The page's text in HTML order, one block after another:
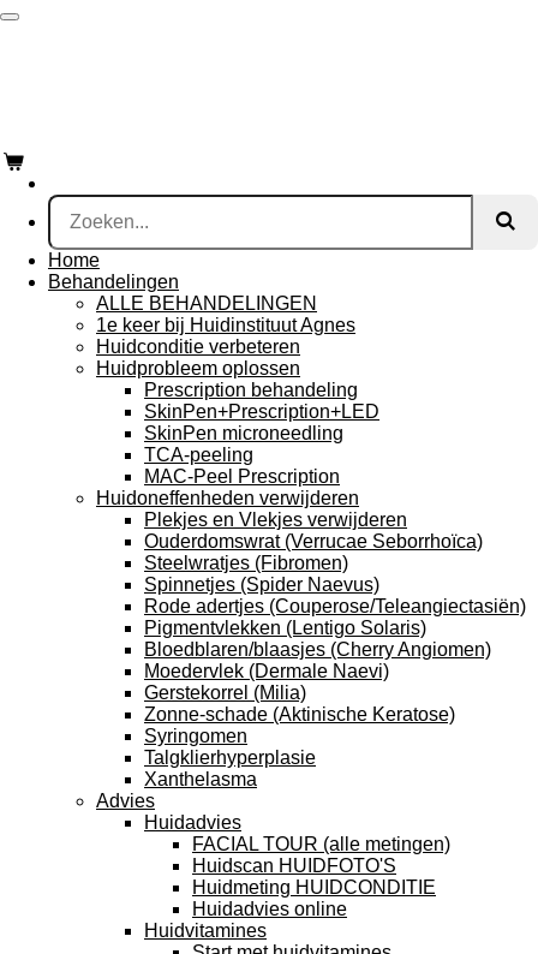
Ga
Home
Behandelingen
ALLE BEHANDELINGEN
1e keer bij Huidinstituut Agnes
Huidconditie verbeteren
Huidprobleem oplossen
Prescription behandeling
SkinPen+Prescription+LED
SkinPen microneedling
TCA-peeling
MAC-Peel Prescription
Huidoneffenheden verwijderen
Plekjes en Vlekjes verwijderen
Ouderdomswrat (Verrucae Seborrhoïca)
Steelwratjes (Fibromen)
Spinnetjes (Spider Naevus)
Rode adertjes (Couperose/Teleangiectasiën)
Pigmentvlekken (Lentigo Solaris)
Bloedblaren/blaasjes (Cherry Angiomen)
Moedervlek (Dermale Naevi)
Gerstekorrel (Milia)
Zonne-schade (Aktinische Keratose)
Syringomen
Talgklierhyperplasie
Xanthelasma
Advies
Huidadvies
FACIAL TOUR (alle metingen)
Huidscan HUIDFOTO'S
Huidmeting HUIDCONDITIE
Huidadvies online
Huidvitamines